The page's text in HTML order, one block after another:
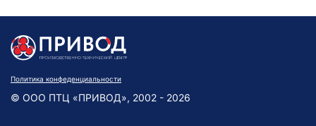
Политика конфеденциальности
© ООО ПТЦ «ПРИВОД», 2002 - 2026